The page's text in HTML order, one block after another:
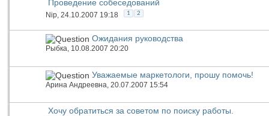
Проведение собеседований
Nip, 24.10.2007 19:18 1 2
Ожидания руководства
Рыбка, 10.08.2007 20:20
Уважаемые маркетологи, прошу помочь!
Арина Андреевна , 20.07.2007 15:54
Хочу обратиться за советом по поиску работы.